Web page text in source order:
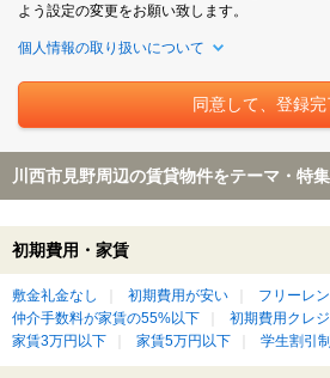
よう設定の変更をお願い致します。
個人情報の取り扱いについて
川西市見野周辺の賃貸物件をテーマ・特
初期費用・家賃
敷金礼金なし 初期費用が安い フリーレン
仲介手数料が家賃の55%以下
初期費用クレ
家賃3万円以下
家賃5万円以下 学生割引